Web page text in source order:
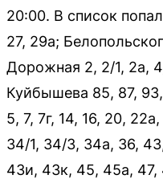
20:00. В список
27, 29а;
Дорожная 2, 2/1, 2а,
Куйбышева 85, 87,
5, 7, 7г, 14, 16, 20,
34/1, 34/3, 34а, 36,
43и, 43к, 45, 45а,